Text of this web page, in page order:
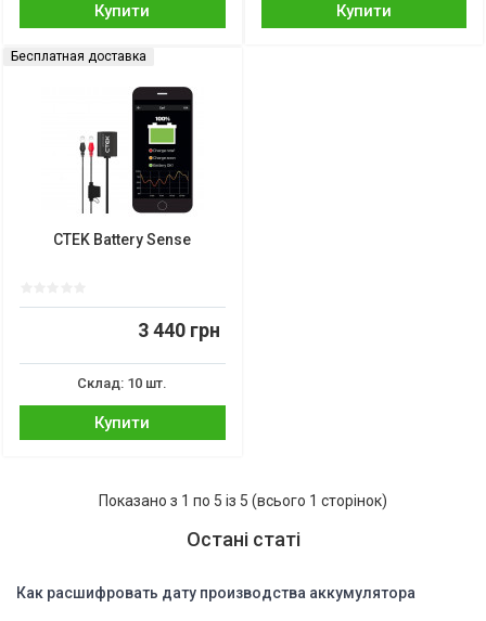
Купити Купити
Бесплатная доставка
CTEK Battery Sense
3 440 грн
Склад: 10 шт.
Купити
Показано з 1 по 5 із 5 (всього 1 сторінок)
Остані статі
Как расшифровать дату производства аккумулятора